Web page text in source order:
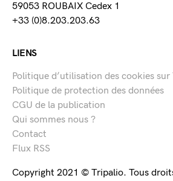
59053 ROUBAIX Cedex 1
+33 (0)8.203.203.63
LIENS
Politique d’utilisation des cookies
Politique de protection des données
CGU de la publication
Qui sommes nous ?
Contact
Flux RSS
Copyright 2021 © Tripalio. Tous